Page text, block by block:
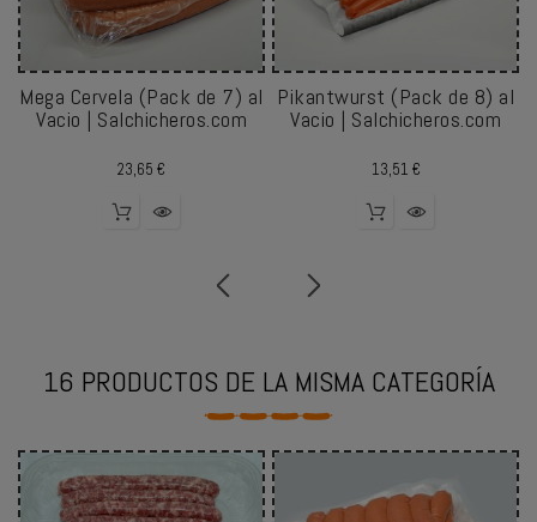
Mega Cervela (Pack de 7) al
Vacio | Salchicheros.com
23,65 €
Pikantwurst (Pack de 8) al
Vacio | Salchicheros.com
13,51 €Precio
16 PRODUCTOS DE LA MISMA CATEGORÍA